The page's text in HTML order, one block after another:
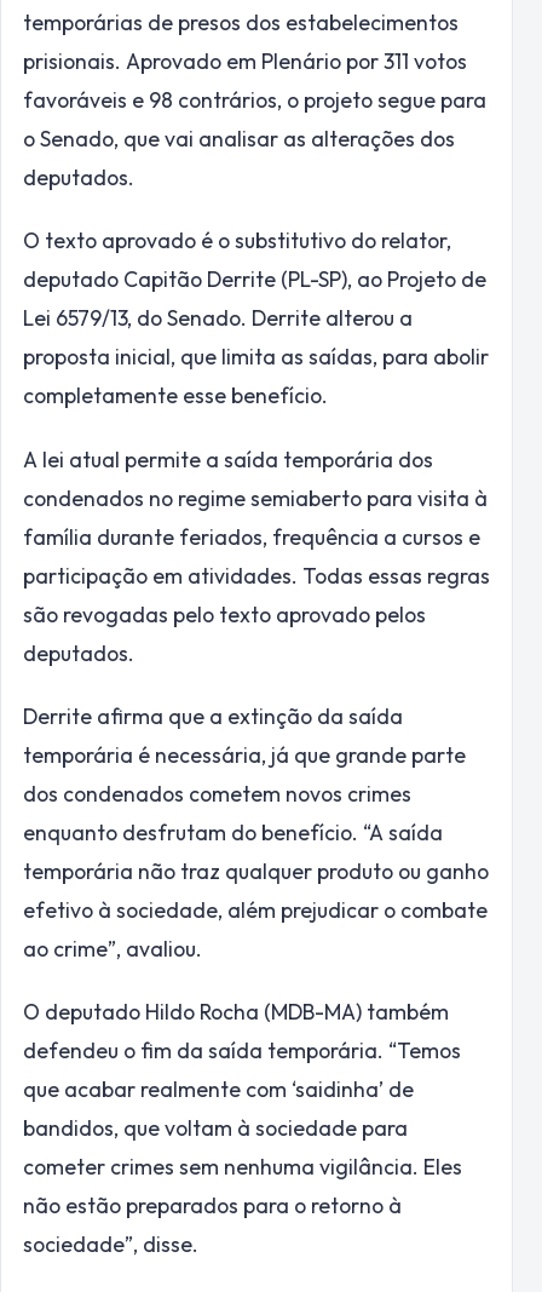
temporárias de presos dos estabelecimentos
prisionais. Aprovado em Plenário por 311 votos
favoráveis e 98 contrários, o projeto segue para
o Senado, que vai analisar as alterações dos
deputados.
O texto aprovado é osubstitutivo do relator,
deputado Capitão Derrite (PL-SP), ao Projeto de
Lei 6579/13, do Senado. Derrite alterou a
proposta inicial, que limita as saídas, para abolir
completamente esse benefício.
A lei atual permite a saída temporária dos
condenados no regime semiaberto para visita à
família durante feriados, frequência a cursos e
participação em atividades. Todas essas regras
são revogadas pelo texto aprovado pelos
deputados.
Derrite afirma que a extinção da saída
temporária é necessária, já que grande parte
dos condenados cometem novos crimes
enquanto desfrutam do benefício. “A saída
temporária não traz qualquer produto ou ganho
efetivo à sociedade, além prejudicar o combate
ao crime”, avaliou.
O deputado Hildo Rocha (MDB-MA) também
defendeu o fim da saída temporária. “Temos
que acabar realmente com ‘saidinha’ de
bandidos, que voltam à sociedade para
cometer crimes sem nenhuma vigilância. Eles
não estão preparados para o retorno à
sociedade”, disse.